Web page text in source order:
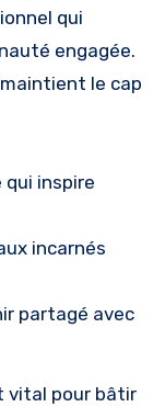
qui
engagée.
le cap
qui inspire
incarnés
partagé avec
vital pour bâtir